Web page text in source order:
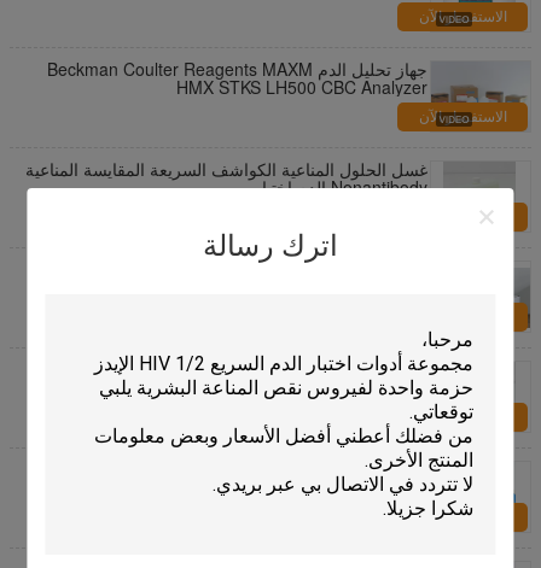
اترك رسالة
الاستفسار الآن
جهاز تحليل الدم Beckman Coulter Reagents MAXM
HMX STKS LH500 CBC Analyzer
الاستفسار الآن
غسل الحلول المناعية الكواشف السريعة المقايسة المناعية
Nonantibody الدم اختبار
الاستفسار الآن
متوافق مع الخرز المغناطيسي لاستخراج الحمض النووي
بيور الطبية البحتة الكواشف المناعية الكواشف لبيكمان
الوصول DXL600 DXL800
الاستفسار الآن
الكواشف لآلة اختبار الدم
الاستفسار الآن